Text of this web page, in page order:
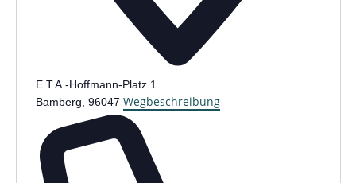
E.T.A.-Hoffmann-Platz 1
Bamberg, 96047 Wegbeschreibung